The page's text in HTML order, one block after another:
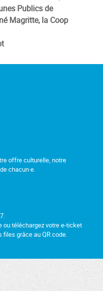
Publics de
Magritte, la Coop
offre culturelle, notre
chacun·e.
ou téléchargez votre e-ticket
files grâce au QR code.